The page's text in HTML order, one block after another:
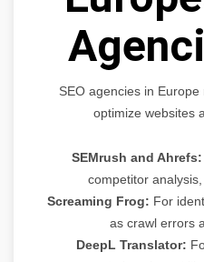
SEO agencies in
optimize websites
SEMrush and Ahrefs:
competitor
Screaming Frog: For
as crawl errors
DeepL Translator: